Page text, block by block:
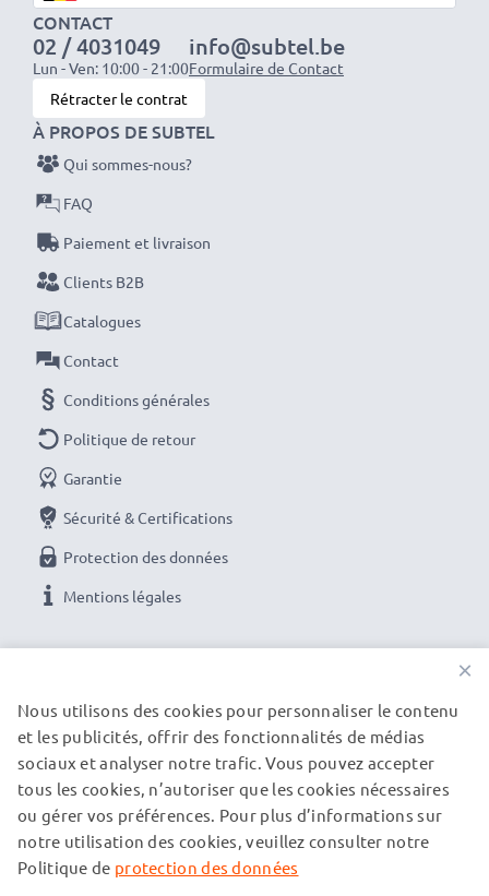
Ampérage de Sortie / Output ampère
500mA
Puissance / Power Watt
Longueur de câble
Parfaitement compatible avec:
8800 / 8810 / 8850 / 8890 / 8910 / 8910i / 9110
voiture et camping car de 12V et également sur une
prise allume-cigare de camion d'une tension de 24V
★ 3 ans de Garantie ★
En tant que Professionnel International du Métier
depuis 2004, nous connaissons la valeur des produits
de grande Qualité, c'est pour cela, que nous nous
CONTACT
02 / 4031049
Lun - Ven: 10:00 - 21:00
info@subtel.be
Formulaire de Contact
Rétracter le contrat
À PROPOS DE SUBTEL
Qui sommes-nous?
FAQ
Paiement et livraison
Clients B2B
Catalogues
Contact
Conditions générales
Politique de retour
Garantie
Sécurité & Certifications
Protection des données
Mentions légales
NOS PARTENAIRES DE LIVRAISON
© subtel.be 2026
Tous les prix incluent la TVA et excluent les frais de port.
Veuillez noter que toutes les marques citées sont des
×
Nous utilisons des cookies pour personnaliser le contenu
et les publicités, offrir des fonctionnalités de médias
sociaux et analyser notre trafic. Vous pouvez accepter
tous les cookies, n’autoriser que les cookies nécessaires
ou gérer vos préférences. Pour plus d’informations sur
notre utilisation des cookies, veuillez consulter notre
Politique de protection des données